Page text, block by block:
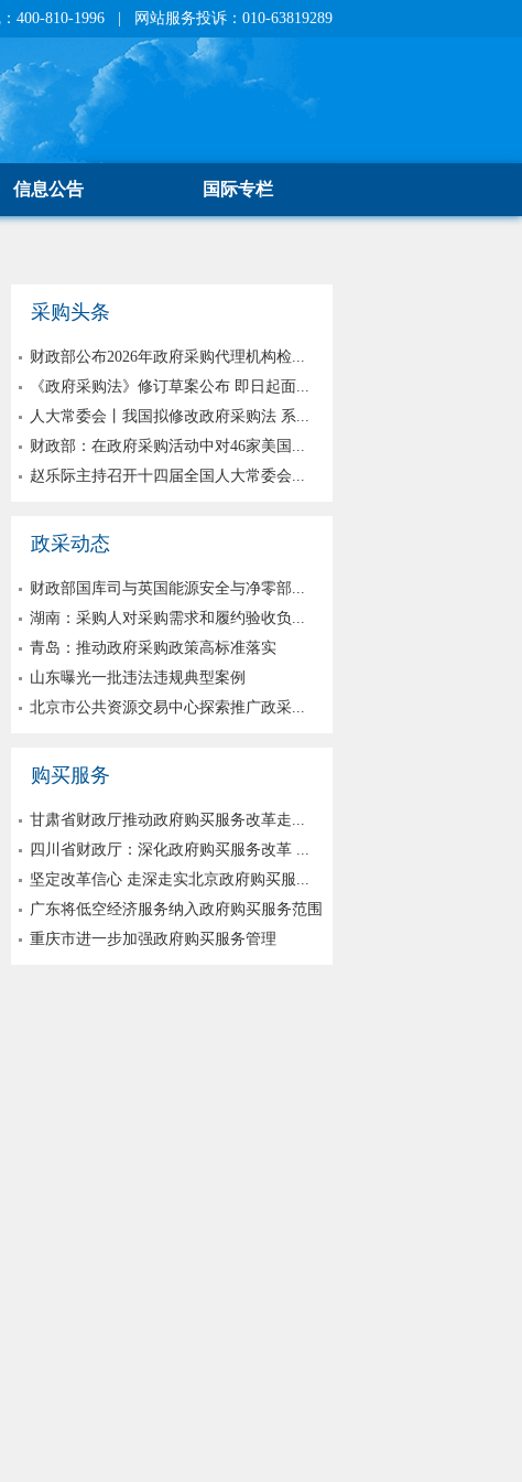
400-810-1996 | 网站服务投诉：010-63819289
信息公告 国际专栏
采购头条
财政部公布2026年政府采购代理机构检...
《政府采购法》修订草案公布 即日起面...
人大常委会丨我国拟修改政府采购法 系...
财政部：在政府采购活动中对46家美国...
赵乐际主持召开十四届全国人大常委会...
政采动态
财政部国库司与英国能源安全与净零部...
湖南：采购人对采购需求和履约验收负...
青岛：推动政府采购政策高标准落实
山东曝光一批违法违规典型案例
北京市公共资源交易中心探索推广政采...
购买服务
甘肃省财政厅推动政府购买服务改革走...
四川省财政厅：深化政府购买服务改革 ...
坚定改革信心 走深走实北京政府购买服...
广东将低空经济服务纳入政府购买服务范围
重庆市进一步加强政府购买服务管理